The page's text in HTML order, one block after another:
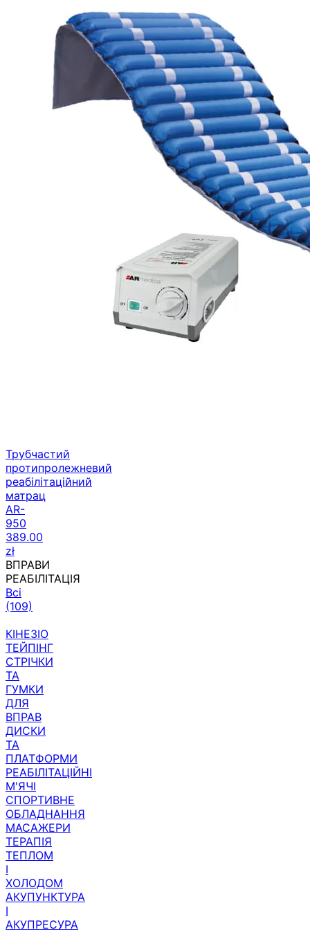
Трубчастий
протипролежневий
реабілітаційний
матрац
AR-
950
389.00
zł
ВПРАВИ
РЕАБІЛІТАЦІЯ
Всі
(109)
КІНЕЗІО
ТЕЙПІНГ
СТРІЧКИ
ТА
ГУМКИ
ДЛЯ
ВПРАВ
ДИСКИ
ТА
ПЛАТФОРМИ
РЕАБІЛІТАЦІЙНІ
М'ЯЧІ
СПОРТИВНЕ
ОБЛАДНАННЯ
МАСАЖЕРИ
ТЕРАПІЯ
ТЕПЛОМ
І
ХОЛОДОМ
АКУПУНКТУРА
І
АКУПРЕСУРА